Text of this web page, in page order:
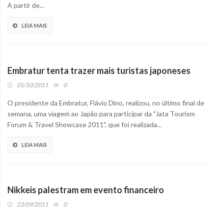
A partir de...
LEIA MAIS
Embratur tenta trazer mais turistas japoneses
05/10/2011 0
O presidente da Embratur, Flávio Dino, realizou, no último final de
semana, uma viagem ao Japão para participar da "Jata Tourism
Forum & Travel Showcase 2011", que foi realizada...
LEIA MAIS
Nikkeis palestram em evento financeiro
23/09/2011 0